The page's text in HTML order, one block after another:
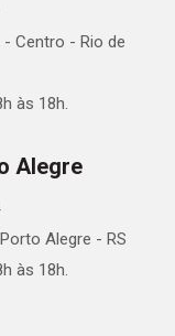
- Centro - Rio de
às 18h.
Alegre
Alegre - RS
às 18h.